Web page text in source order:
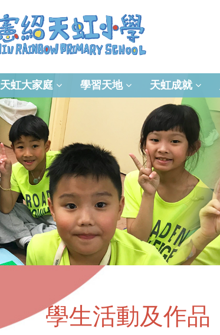
天虹大家庭 學習天地 天虹成就
學生活動及作品